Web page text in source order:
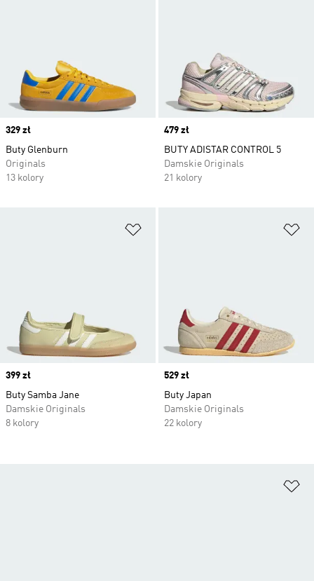
Price
329 zł
Buty Glenburn
Originals
13 kolory
Price
479 zł
BUTY ADISTAR CONTROL 5
Damskie Originals
21 kolory
Price
399 zł
Buty Samba Jane
Damskie Originals
8 kolory
Price
529 zł
Buty Japan
Damskie Originals
22 kolory